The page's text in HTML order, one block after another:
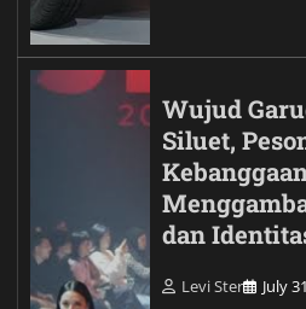
Wujud
Siluet,
dan
Levi Ster July